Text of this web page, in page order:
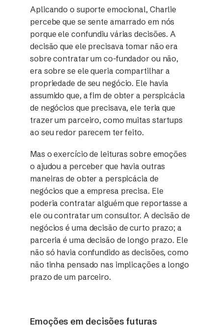
Aplicando o suporte emocional, Charlie
percebe que se sente amarrado em nós
porque ele confundiu várias decisões. A
decisão que ele precisava tomar não era
sobre contratar um co-fundador ou não,
era sobre se ele queria compartilhar a
propriedade de seu negócio. Ele havia
assumido que, a fim de obter a perspicácia
de negócios que precisava, ele teria que
trazer um parceiro, como muitas startups
ao seu redor parecem ter feito.
Mas o exercício de leituras sobre emoções
o ajudou a perceber que havia outras
maneiras de obter a perspicácia de
negócios que a empresa precisa. Ele
poderia contratar alguém que reportasse a
ele ou contratar um consultor. A decisão de
negócios é uma decisão de curto prazo; a
parceria é uma decisão de longo prazo. Ele
não só havia confundido as decisões, como
não tinha pensado nas implicações a longo
prazo de um parceiro.
Emoções em decisões futuras